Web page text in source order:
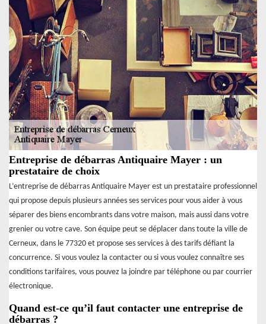
Entreprise de débarras Antiquaire Mayer : un
prestataire de choix
L’entreprise de débarras Antiquaire Mayer est un prestataire professionnel
qui propose depuis plusieurs années ses services pour vous aider à vous
séparer des biens encombrants dans votre maison, mais aussi dans votre
grenier ou votre cave. Son équipe peut se déplacer dans toute la ville de
Cerneux, dans le 77320 et propose ses services à des tarifs défiant la
concurrence. Si vous voulez la contacter ou si vous voulez connaître ses
conditions tarifaires, vous pouvez la joindre par téléphone ou par courrier
électronique.
Quand est-ce qu’il faut contacter une entreprise de
débarras ?